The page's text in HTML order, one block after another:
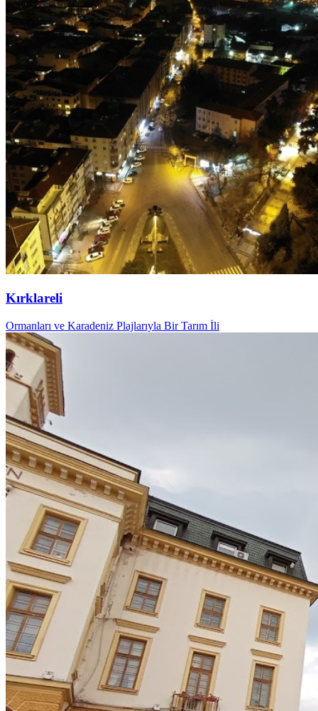
Kırklareli
Ormanları ve Karadeniz Plajlarıyla Bir Tarım İli